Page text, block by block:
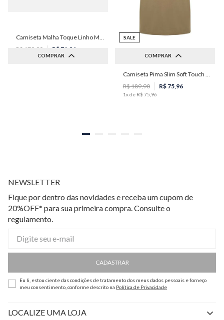
COMPRAR
Camiseta Malha Toque Linho Masculina Individual
R$ 179 90 R$ 71 96
71,96
SALE
COMPRAR
M
R$189,90 R$ 75, 96
1x de R$75 96
NEWSLETTER
Fique por dentro das novidades e receba um cupom de
20%OFF* para sua primeira compra. Consulte o
regulamento.
CADASTRAR
Eu li, estou ciente das condições de tratamento dos meus dados pessoais e forneço
meu consentimento, conforme descrito na Política de Privacidade
LOCALIZE UMA LOJA